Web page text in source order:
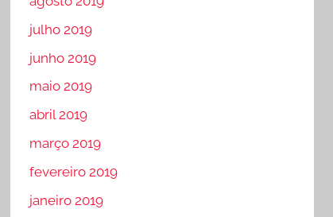
julho 2019
junho 2019
maio 2019
abril 2019
março 2019
fevereiro 2019
janeiro 2019